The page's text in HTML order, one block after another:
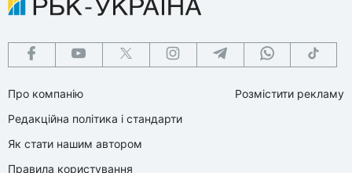
Про компанію
Редакційна політика і стандарти
Як стати нашим автором
Правила користування
Розмістити рекламу